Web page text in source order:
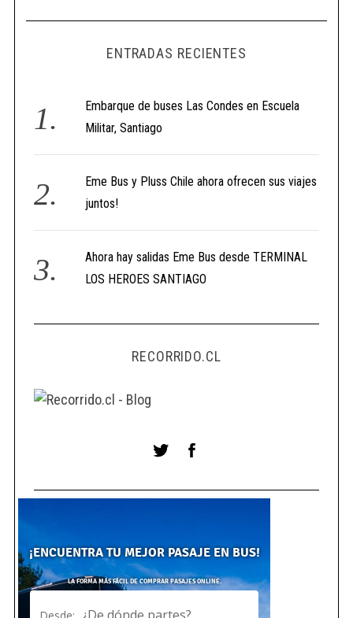
ENTRADAS RECIENTES
Embarque de buses Las Condes en Escuela
Militar, Santiago
Eme Bus y Pluss Chile ahora ofrecen sus viajes
juntos!
Ahora hay salidas Eme Bus desde TERMINAL
LOS HEROES SANTIAGO
RECORRIDO.CL